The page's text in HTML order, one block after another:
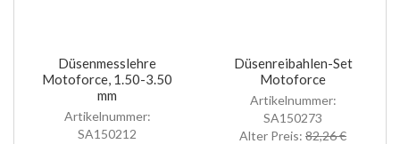
Düsenmesslehre
Motoforce, 1.50-3.50
mm
Artikelnummer:
SA150212
Düsenreibahlen-Set
Motoforce
Artikelnummer:
SA150273
Alter Preis: 82,26 €